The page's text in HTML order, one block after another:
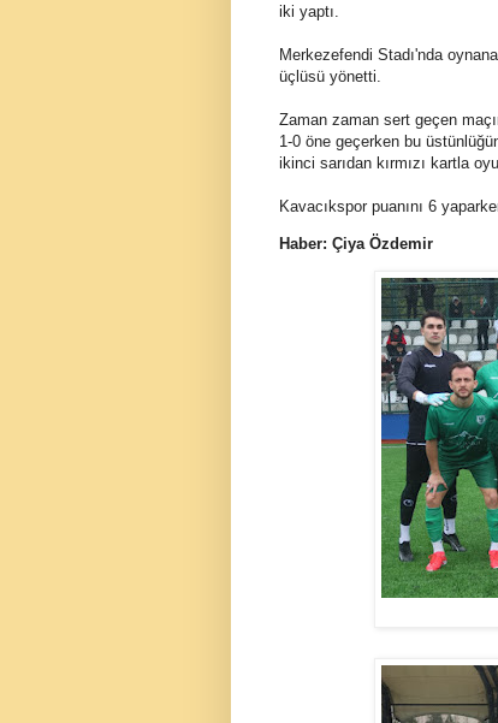
iki yaptı.
Merkezefendi Stadı'nda
üçlüsü yönetti.
Zaman zaman sert geçen
1-0 öne geçerken bu
ikinci sarıdan kırmızı kartla
Kavacıkspor puanını 6
Haber: Çiya Özdemir